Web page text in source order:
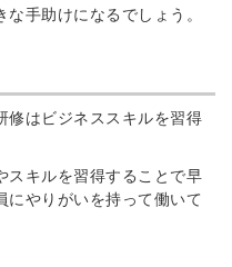
手助けになるでしょう。
修はビジネススキルを習得
スキルを習得することで早
にやりがいを持って働いて